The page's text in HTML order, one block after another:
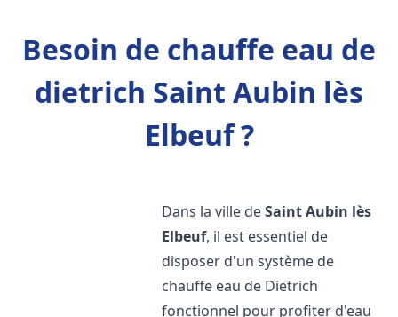
Besoin de chauffe eau de
dietrich Saint Aubin lès
Elbeuf ?
Dans la ville deSaint Aubin lès
Elbeuf, il est essentiel de
disposer d'un système de
chauffe eau de Dietrich
fonctionnel pour profiter d'eau